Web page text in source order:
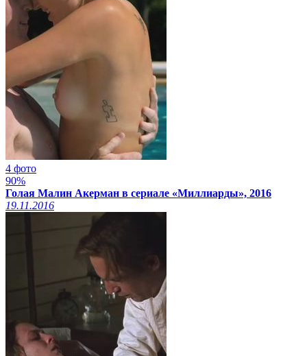
4 фото
90%
Голая Малин Акерман в сериале «Миллиарды», 2016
19.11.2016